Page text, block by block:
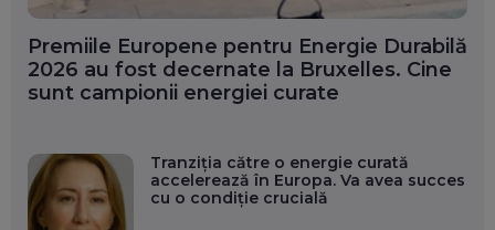
Premiile Europene pentru Energie Durabilă
2026 au fost decernate la Bruxelles. Cine
sunt campionii energiei curate
Tranziția către o energie curată
accelerează în Europa. Va avea succes
cu o condiție crucială